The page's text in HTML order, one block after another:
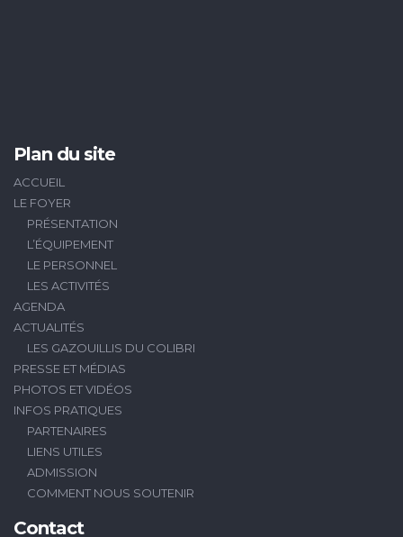
Plan du site
ACCUEIL
LE FOYER
PRÉSENTATION
L’ÉQUIPEMENT
LE PERSONNEL
LES ACTIVITÉS
AGENDA
ACTUALITÉS
LES GAZOUILLIS DU COLIBRI
PRESSE ET MÉDIAS
PHOTOS ET VIDÉOS
INFOS PRATIQUES
PARTENAIRES
LIENS UTILES
ADMISSION
COMMENT NOUS SOUTENIR
Contact